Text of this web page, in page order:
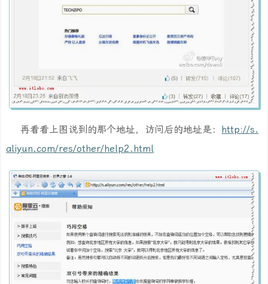
再看看上图说到的那个地址，访问后的地址是： http://s.
aliyun.com/res/other/help2.html